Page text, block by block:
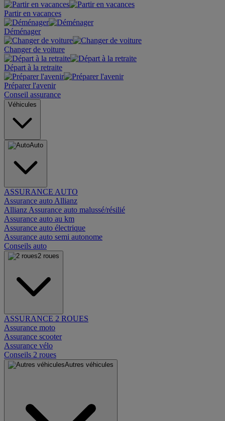
Partir en vacances
Déménager
Changer de voiture
Départ à la retraite
Préparer l'avenir
Conseil assurance
Véhicules
Auto
ASSURANCE AUTO
Assurance auto Allianz
Allianz Assurance auto malussé/résilié
Assurance auto au km
Assurance auto électrique
Assurance auto semi autonome
Conseils auto
2 roues
ASSURANCE 2 ROUES
Assurance moto
Assurance scooter
Assurance vélo
Conseils 2 roues
Autres véhicules